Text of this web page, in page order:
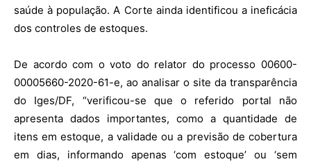
saúde à população. A Corte ainda identificou a ineficácia
dos controles de estoques.
De acordo com o voto do relator do processo 00600-
00005660-2020-61-e, ao analisar o site da transparência
do Iges/DF, “verificou-se que o referido portal não
apresenta dados importantes, como a quantidade de
itens em estoque, a validade ou a previsão de cobertura
em dias, informando apenas ‘com estoque’ ou ‘sem